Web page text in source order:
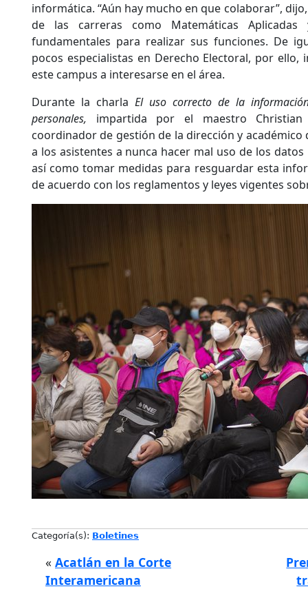
informática. “Aún hay mucho en que colaborar”,
de las carreras como Matemáticas
fundamentales para realizar sus funciones. De
pocos especialistas en Derecho Electoral, por
este campus a interesarse en el área.
Durante la charla El uso correcto de la
personales, impartida por el maestro Christian
coordinador de gestión de la dirección y
a los asistentes a nunca hacer mal uso de los
así como tomar medidas para resguardar esta
de acuerdo con los reglamentos y leyes vigentes
Categoría(s): Boletines
« Acatlán en la Corte
Interamericana